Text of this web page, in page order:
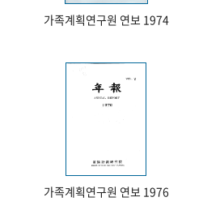
가족계획연구원 연보 1974
가족계획연구원 연보 1976